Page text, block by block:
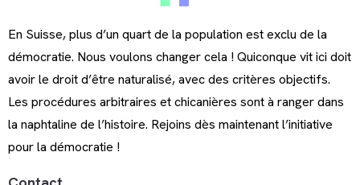
En Suisse, plus d’un quart de la population est exclu de la
démocratie. Nous voulons changer cela ! Quiconque vit ici doit
avoir le droit d’être naturalisé, avec des critères objectifs.
Les procédures arbitraires et chicanières sont à ranger dans
la naphtaline de l’histoire. Rejoins dès maintenant l’initiative
pour la démocratie !